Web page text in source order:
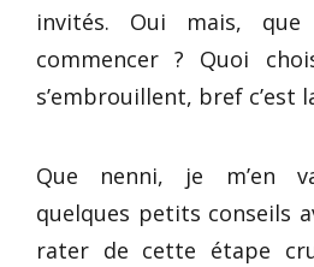
invités. Oui mais,
commencer ? Quoi
s’embrouillent, bref c’est
Que nenni, je m’en
quelques petits conseils
rater de cette étape